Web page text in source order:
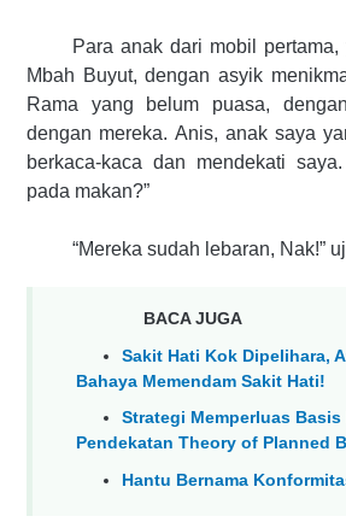
Para anak dari mobil
Mbah Buyut, dengan asyik
Rama yang belum puasa,
dengan mereka. Anis, anak saya
berkaca-kaca dan mendekati
pada makan?”
“Mereka sudah lebaran, Nak!”
BACA JUGA
Sakit Hati Kok Dipelihara,
Bahaya Memendam Sakit Hati!
Strategi Memperluas Basis
Pendekatan Theory of Planned
Hantu Bernama